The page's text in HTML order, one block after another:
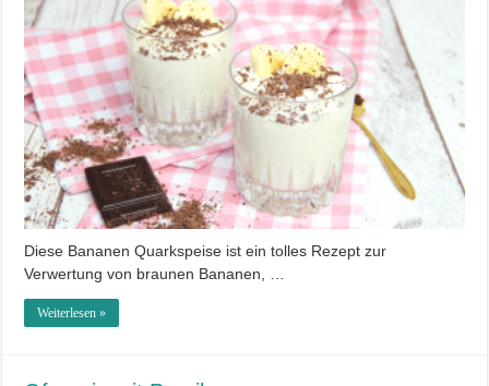
Diese Bananen Quarkspeise ist ein tolles Rezept zur
Verwertung von braunen Bananen, …
Weiterlesen »